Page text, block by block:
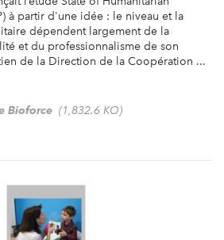
à partir d'une idée : le niveau et la
dépendent largement de la
et du professionnalisme de son
de la Direction de la Coopération ...
Bioforce (1,832.6 KO)